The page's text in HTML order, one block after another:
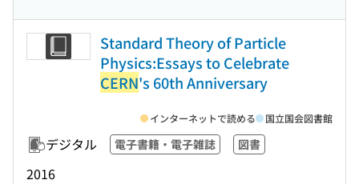
Standard Theory of Particle
Physics:Essays to Celebrate
CERN's 60th Anniversary
デジタル 電子書籍・電子雑誌 図書
2016
インターネットで読める 国立国会図書館